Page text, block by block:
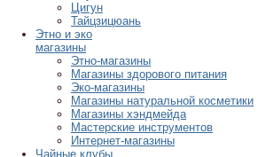
Цигун
Тайцзицюань
Этно и эко
магазины
Этно-магазины
Магазины здорового питания
Эко-магазины
Магазины натуральной косметики
Магазины хэндмейда
Мастерские инструментов
Интернет-магазины
Чайные клубы